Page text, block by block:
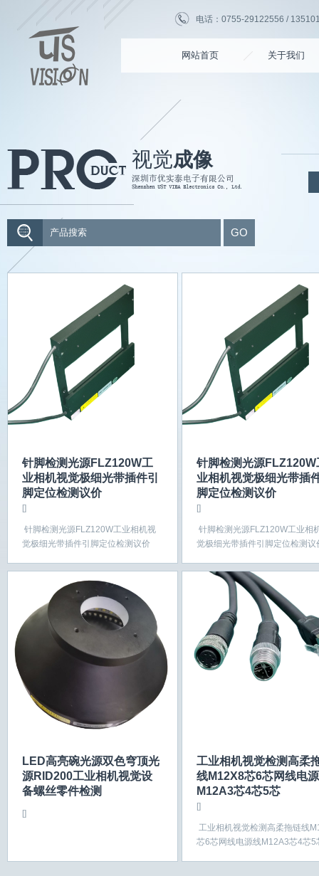
电话：0755-29122556 /
网站首页 关于我们
视觉成像
GO
针脚检测光源FLZ120W工
业相机视觉极细光带插件引
脚定位检测议价
[]
针脚检测光源FLZ120W工业相机视
觉极细光带插件引脚定位检测议价
针脚检测光源FLZ120W
业相机视觉极细光带插
脚定位检测议价
[]
针脚检测光源FLZ120W工业相
觉极细光带插件引脚定位检测议
LED高亮碗光源双色穹顶光
源RID200工业相机视觉设
备螺丝零件检测
[]
工业相机视觉检测高柔
线M12X8芯6芯网线电
M12A3芯4芯5芯
[]
工业相机视觉检测高柔拖链线
芯6芯网线电源线M12A3芯4